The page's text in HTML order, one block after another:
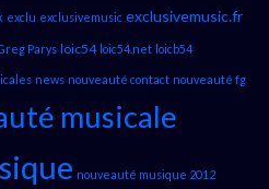
exclu exclusivemusic exclusivemusic.fr
Parys loic54 loic54.net loicb54
news nouveauté contact nouveauté fg
musicale
nouveauté musique 2012